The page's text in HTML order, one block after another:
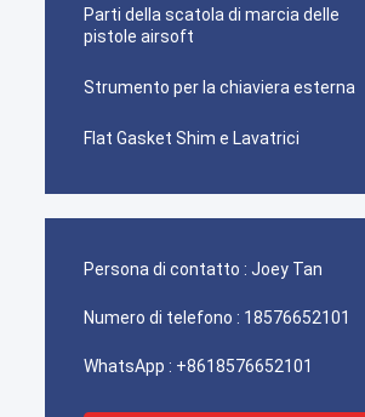
Parti della scatola di marcia delle
pistole airsoft
Strumento per la chiaviera esterna
Flat Gasket Shim e Lavatrici
Persona di contatto : Joey Tan
Numero di telefono : 18576652101
WhatsApp : +8618576652101